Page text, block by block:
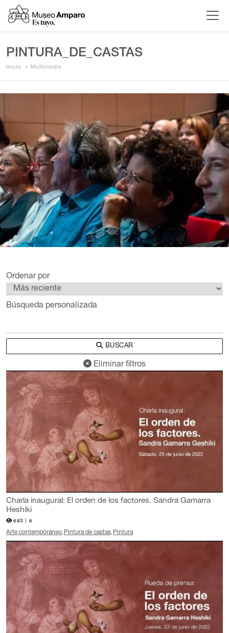
PINTURA_DE_CASTAS
Inicio Multimedia
Ordenar por
Búsqueda personalizada
BUSCAR
Eliminar filtros
Charla inaugural: El orden de los factores. Sandra Gamarra
Heshiki
683 | 6
Arte contemporáneo Pintura de castas Pintura